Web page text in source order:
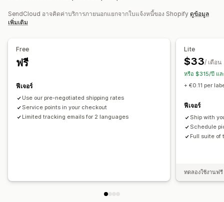
การจัดการการจัดส่ง
การแจ้งเตือนพนักงาน
หน้าการติดตาม
กฎที่กำหนดเอง
SendCloud อาจคิดค่าบริการภายนอกแยกจากใบแจ้งหนี้ของ Shopify ดูข้อมูล
เพิ่มเติม
Free
ฟรี
ฟีเจอร์
Use our pre-negotiated shipping rates
Service points in your checkout
Limited tracking emails for 2 languages
Lite
$33/ เดือน
หรือ $315/ปี แ
+ €0.11 per
ฟีเจอร์
Ship with
Schedule
Full suite of
ทดลองใช้งานฟ